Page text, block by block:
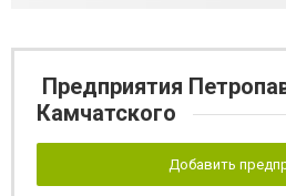
Предприятия
Камчатского
Добавить